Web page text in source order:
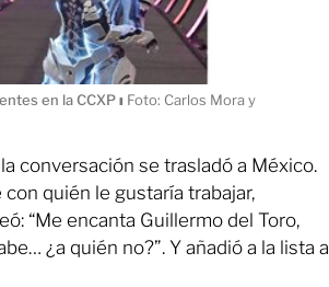
en la CCXPı Foto: Carlos Mora y
conversación se trasladó a México.
quién le gustaría trabajar,
“Me encanta Guillermo del Toro,
¿a quién no?”. Y añadió a la lista a